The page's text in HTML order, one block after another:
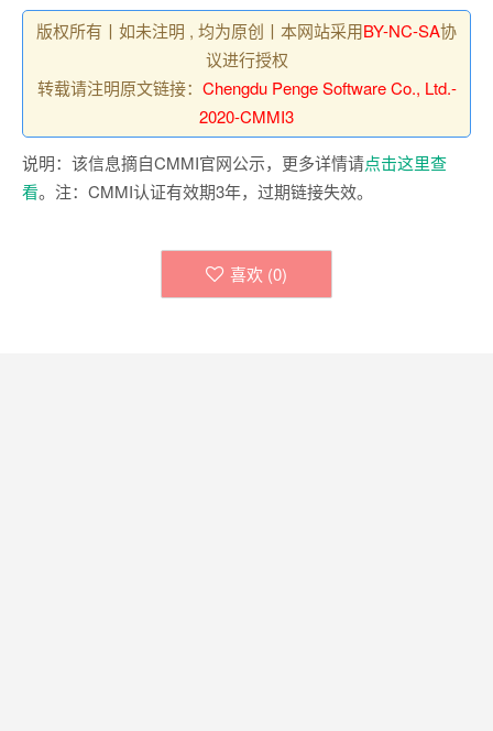
版权所有丨如未注明 , 均为原创丨本网站采用BY-NC-SA协
议进行授权
转载请注明原文链接： Chengdu Penge Software Co., Ltd.-
2020-CMMI3
说明：该信息摘自CMMI官网公示，更多详情请点击这里查
看。注：CMMI认证有效期3年，过期链接失效。
喜欢 (0)